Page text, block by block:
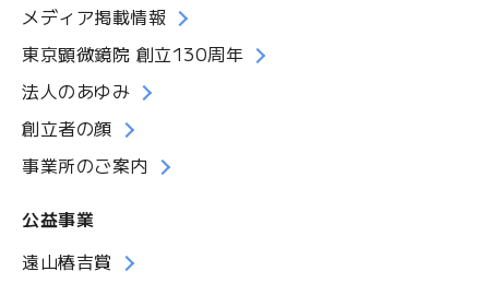
メディア掲載情報
東京顕微鏡院 創立130周年
法人のあゆみ
創立者の顔
事業所のご案内
公益事業
遠山椿吉賞